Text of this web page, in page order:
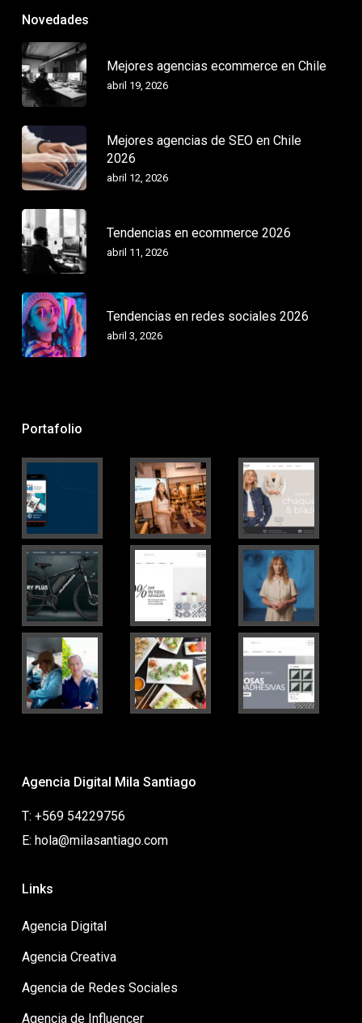
Novedades
Mejores agencias ecommerce en Chile
abril 19, 2026
Mejores agencias de SEO en Chile
2026
abril 12, 2026
Tendencias en ecommerce 2026
abril 11, 2026
Tendencias en redes sociales 2026
abril 3, 2026
Portafolio
Agencia Digital Mila Santiago
T: +569 54229756
E: hola@milasantiago.com
Links
Agencia Digital
Agencia Creativa
Agencia de Redes Sociales
Agencia de Influencer